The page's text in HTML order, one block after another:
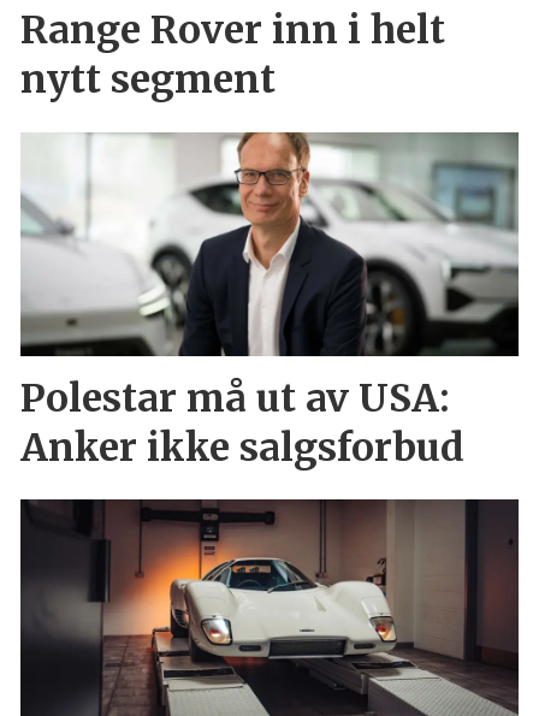
Range Rover inn i helt
nytt segment
Polestar må ut av USA:
Anker ikke salgsforbud